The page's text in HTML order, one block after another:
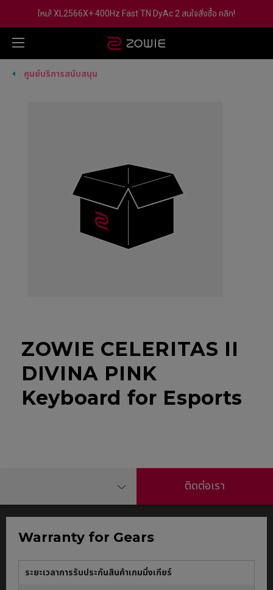
ใหม่! XL2566X+ 400Hz Fast TN DyAc 2 สนใจสั่งซื้อ คลิก!
ศูนย์บริการสนับสนุน
ZOWIE CELERITAS II
DIVINA PINK
Keyboard for Esports
ติดต่อเรา
Warranty for Gears
ระยะเวลาการรับประกันสินค้าเกมมิ่งเกียร์